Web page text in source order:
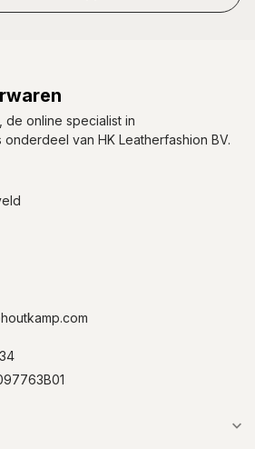
de online specialist in
van HK Leatherfashion BV.